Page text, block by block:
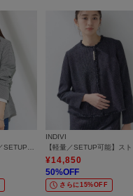
INDIVI
¥14,850
50%OFF
さらに15%OFF